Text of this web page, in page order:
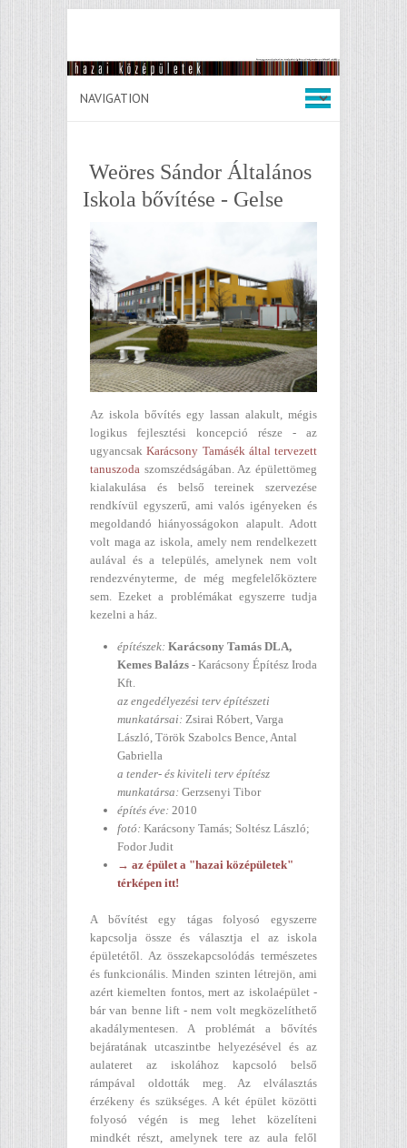
Weöres Sándor Általános
Iskola bővítése - Gelse
Az iskola bővítés egy lassan alakult, mégis
logikus fejlesztési koncepció része - az
ugyancsakKarácsony Tamásék által tervezett
tanuszoda szomszédságában. Az épülettömeg
kialakulása és belső tereinek szervezése
rendkívül egyszerű, ami valós igényeken és
megoldandó hiányosságokon alapult. Adott
volt maga az iskola, amely nem rendelkezett
aulával és a település, amelynek nem volt
rendezvényterme, de még megfelelőköztere
sem. Ezeket a problémákat egyszerre tudja
kezelni a ház.
építészek: Karácsony Tamás DLA,
Kemes Balázs - Karácsony Építész Iroda
Kft.
az engedélyezési terv építészeti
munkatársai: Zsirai Róbert, Varga
László, Török Szabolcs Bence, Antal
Gabriella
a tender- és kiviteli terv építész
munkatársa: Gerzsenyi Tibor
építés éve: 2010
fotó: Karácsony Tamás; Soltész László;
Fodor Judit
→ az épület a "hazai középületek"
térképen itt!
A bővítést egy tágas folyosó egyszerre
kapcsolja össze és választja el az iskola
épületétől. Az összekapcsolódás természetes
és funkcionális. Minden szinten létrejön, ami
azért kiemelten fontos, mert az iskolaépület -
bár van benne lift - nem volt megközelíthető
akadálymentesen. A problémát a bővítés
bejáratának utcaszintbe helyezésével és az
aulateret az iskolához kapcsoló belső
rámpával oldották meg. Az elválasztás
érzékeny és szükséges. A két épület közötti
folyosó végén is meg lehet közelíteni
mindkét részt, amelynek tere az aula felől